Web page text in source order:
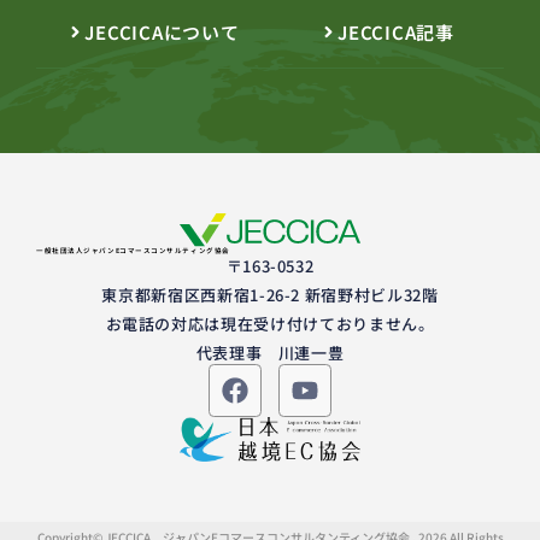
JECCICAについて JECCICA記事
一般社団法人ジャパンEコマースコンサルティング協会
〒163-0532
東京都新宿区西新宿1-26-2 新宿野村ビル32階
お電話の対応は現在受け付けておりません。
代表理事 川連一豊